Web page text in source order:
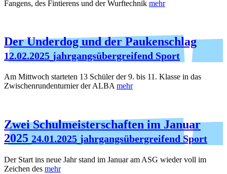
Fangens, des Fintierens und der Wurftechnik mehr
Der Underdog und der Paukenschlag
12.02.2025 jahrgangsübergreifend Sport
Am Mittwoch starteten 13 Schüler der 9. bis 11. Klasse in das
Zwischenrundenturnier der ALBA mehr
Zwei Schulmeisterschaften im Januar
2025 24.01.2025 jahrgangsübergreifend Sport
Der Start ins neue Jahr stand im Januar am ASG wieder voll im
Zeichen des mehr